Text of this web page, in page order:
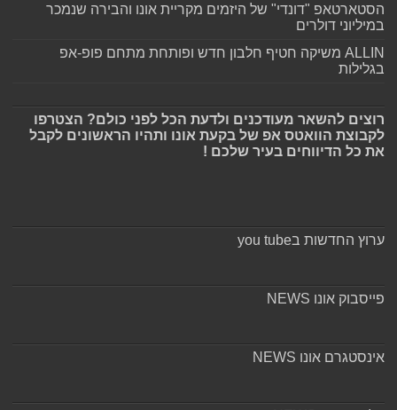
הסטארטאפ "דונדי" של היזמים מקריית אונו והבירה שנמכר
במיליוני דולרים
ALLIN משיקה חטיף חלבון חדש ופותחת מתחם פופ-אפ
בגלילות
רוצים להשאר מעודכנים ולדעת הכל לפני כולם? הצטרפו
לקבוצת הוואטס אפ של בקעת אונו ותהיו הראשונים לקבל
את כל הדיווחים בעיר שלכם !
ערוץ החדשות בyou tube
פייסבוק אונו NEWS
אינסטגרם אונו NEWS